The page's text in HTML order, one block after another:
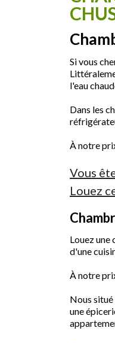
Si vous
l'eau
Dans les
À notre
Vous
Louez
Louez
d'une
À notre
Nous
une